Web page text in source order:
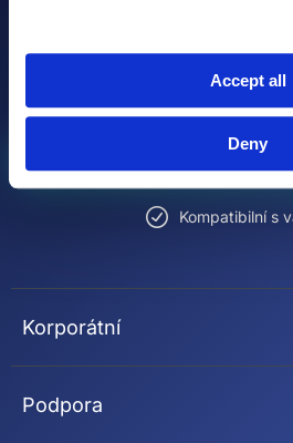
Accept all
Deny
Kompletní
bezpečnostní
Zjistěte více
Kompatibilní s
Korporátní
Podpora